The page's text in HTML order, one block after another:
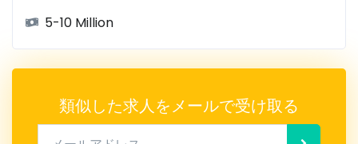
5-10 Million
類似した求人をメールで受け取る